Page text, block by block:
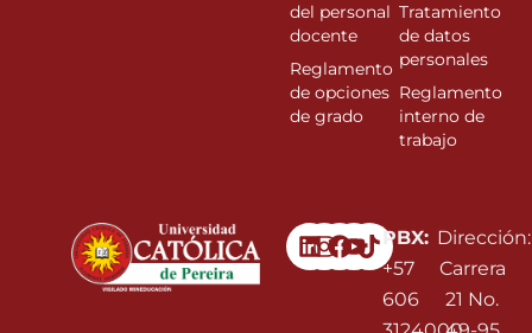
Linkedin
Instagram
Facebook
Youtube
PBX:
+57
606
Dirección:
Carrera
21 No.
del personal
docente
Reglamento
de opciones
de grado
Tratamiento
de datos
personales
Reglamento
interno de
trabajo